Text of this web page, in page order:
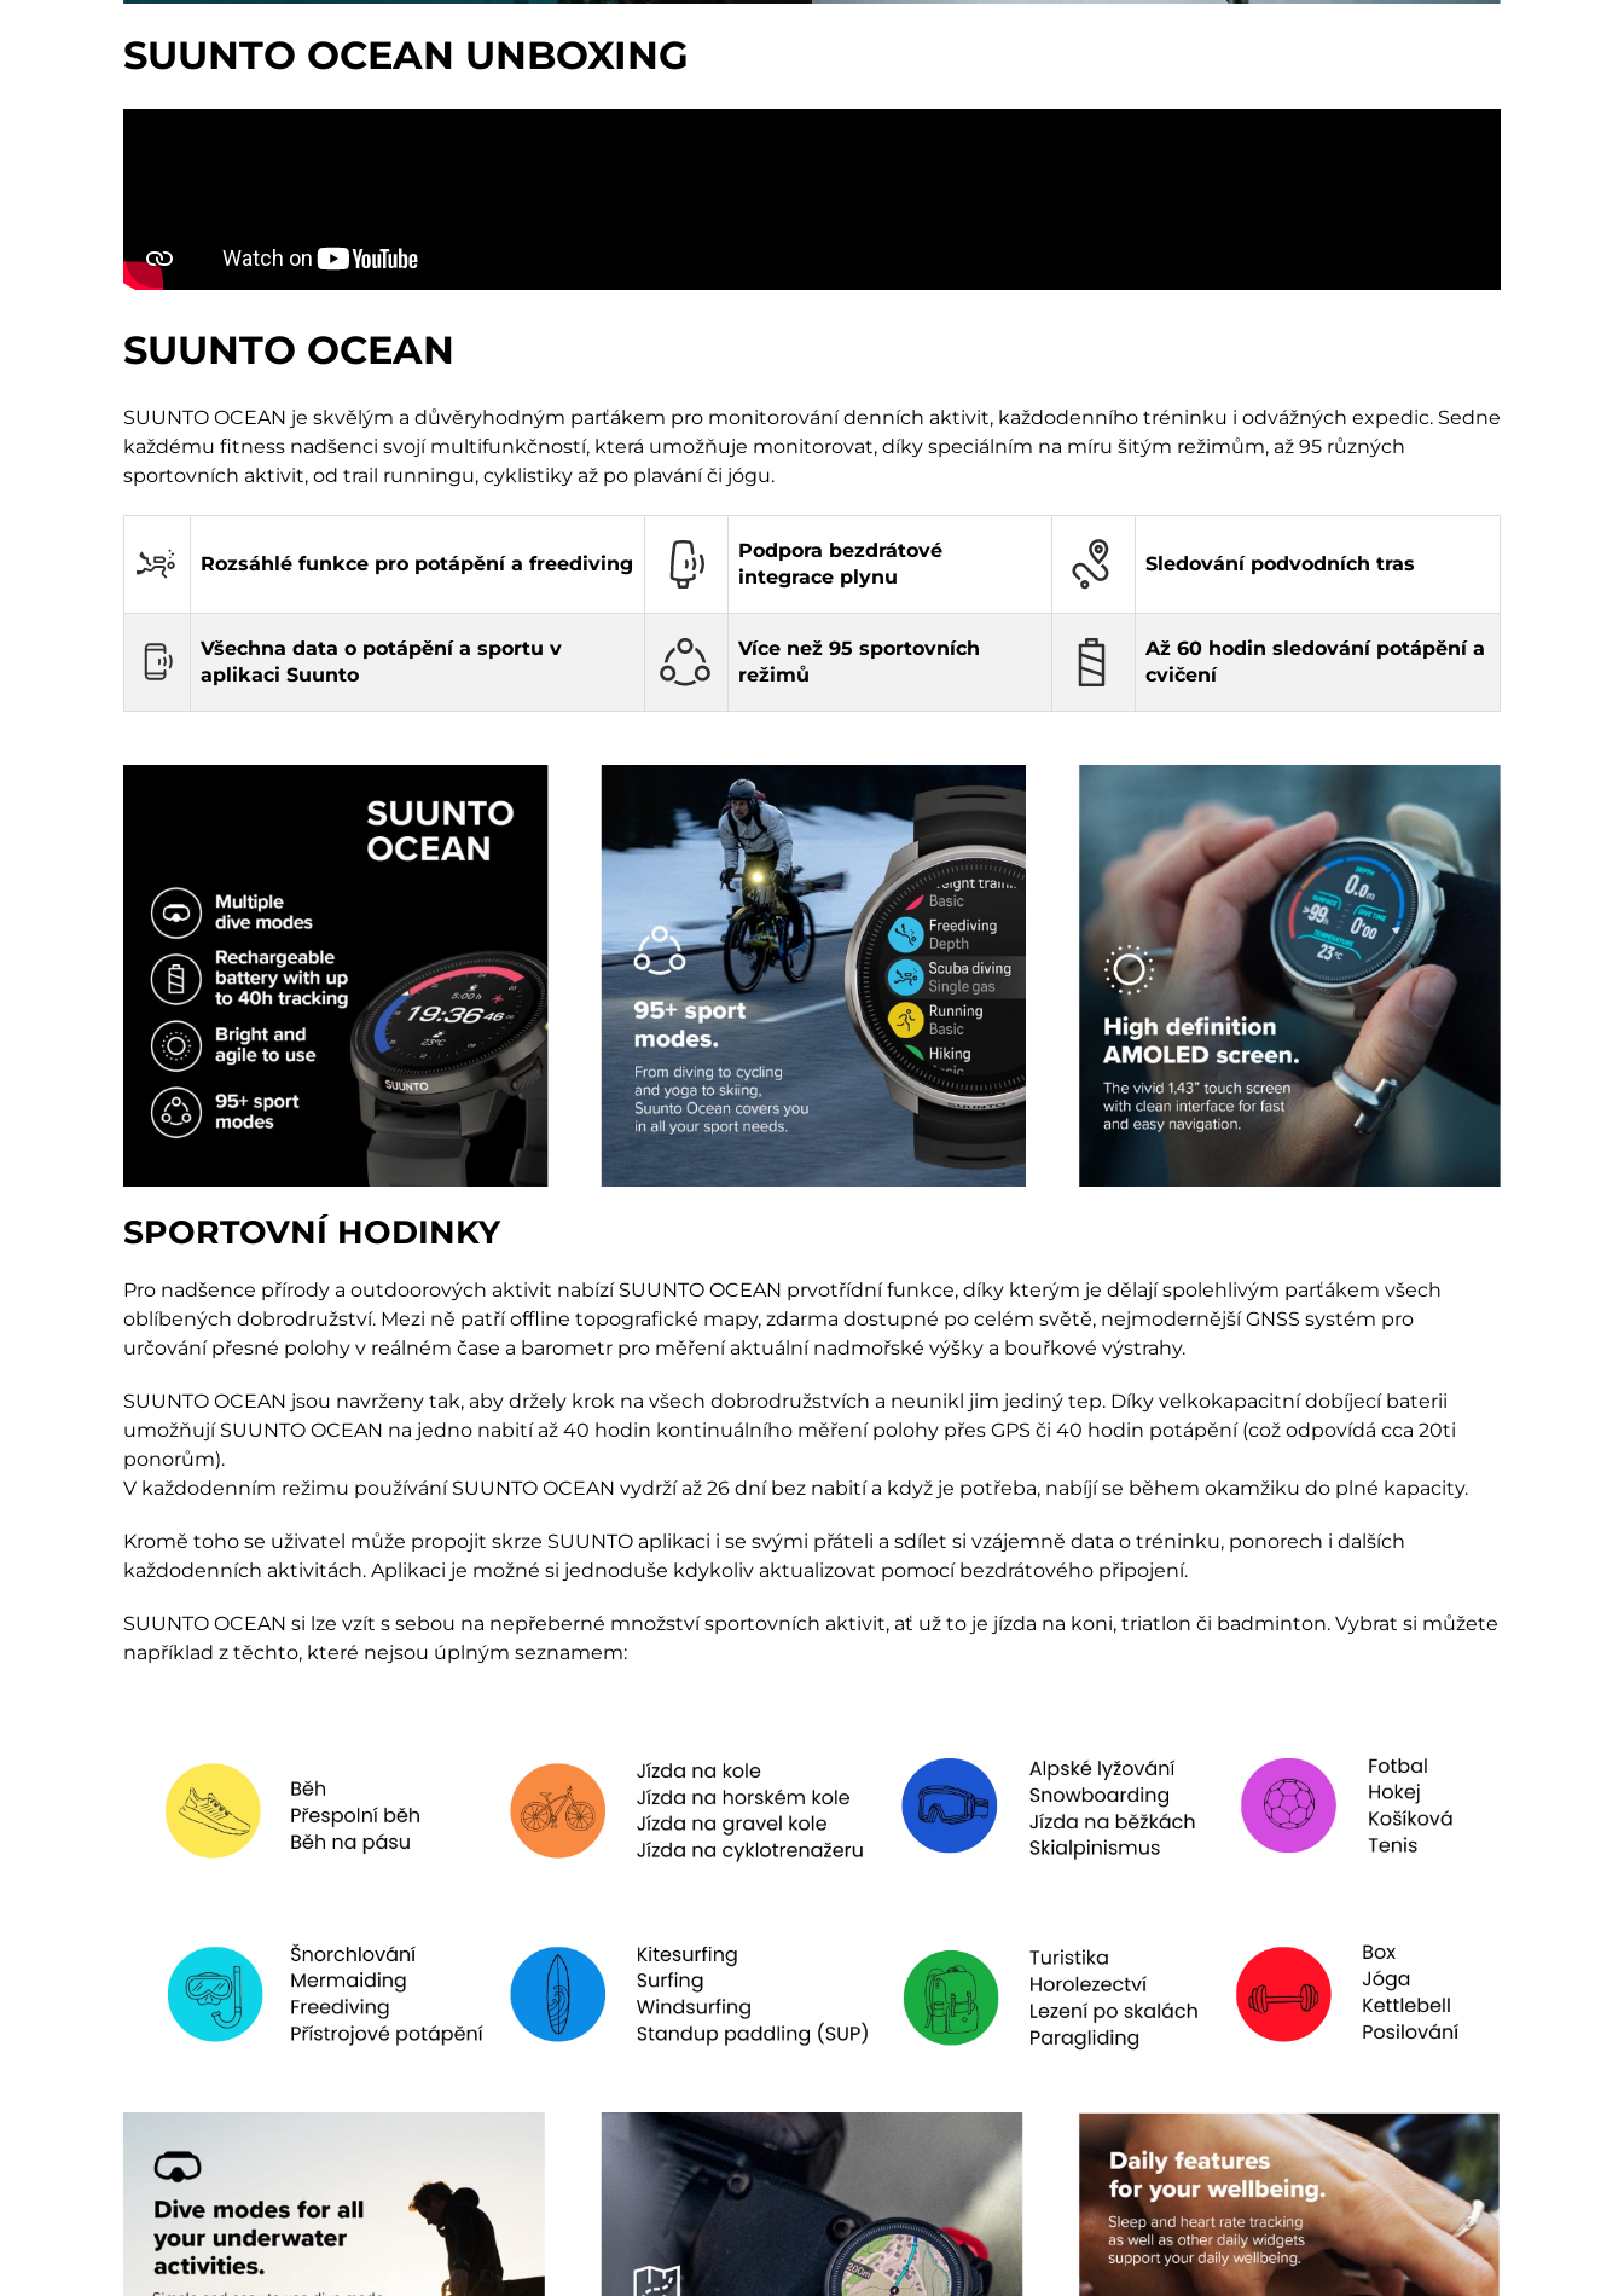
SUUNTO OCEAN UNBOXING
SUUNTO OCEAN
SUUNTO OCEAN je skvělým a důvěryhodným parťákem pro monitorování denních aktivit, každodenního tréninku i odvážných expedic. Sedne
každému fitness nadšenci svojí multifunkčností, která umožňuje monitorovat, díky speciálním na míru šitým režimům, až 95 různých
sportovních aktivit, od trail runningu, cyklistiky až po plavání či jógu.
Rozsáhlé funkce pro potápění a freediving
Podpora bezdrátové
integrace plynu
Sledování podvodních tras
Všechna data o potápění a sportu v
aplikaci Suunto
Více než 95 sportovních
režimů
Až 60 hodin sledování potápění a
cvičení
SPORTOVNÍ HODINKY
Pro nadšence přírody a outdoorových aktivit nabízí SUUNTO OCEAN prvotřídní funkce, díky kterým je dělají spolehlivým parťákem všech
oblíbených dobrodružství. Mezi ně patří offline topografické mapy, zdarma dostupné po celém světě, nejmodernější GNSS systém pro
určování přesné polohy v reálném čase a barometr pro měření aktuální nadmořské výšky a bouřkové výstrahy.
SUUNTO OCEAN jsou navrženy tak, aby držely krok na všech dobrodružstvích a neunikl jim jediný tep. Díky velkokapacitní dobíjecí baterii
umožňují SUUNTO OCEAN na jedno nabití až 40 hodin kontinuálního měření polohy přes GPS či 40 hodin potápění (což odpovídá cca 20ti
ponorům).
V každodenním režimu používání SUUNTO OCEAN vydrží až 26 dní bez nabití a když je potřeba, nabíjí se během okamžiku do plné kapacity.
Kromě toho se uživatel může propojit skrze SUUNTO aplikaci i se svými přáteli a sdílet si vzájemně data o tréninku, ponorech i dalších
každodenních aktivitách. Aplikaci je možné si jednoduše kdykoliv aktualizovat pomocí bezdrátového připojení.
SUUNTO OCEAN si lze vzít s sebou na nepřeberné množství sportovních aktivit, ať už to je jízda na koni, triatlon či badminton. Vybrat si můžete
například z těchto, které nejsou úplným seznamem: